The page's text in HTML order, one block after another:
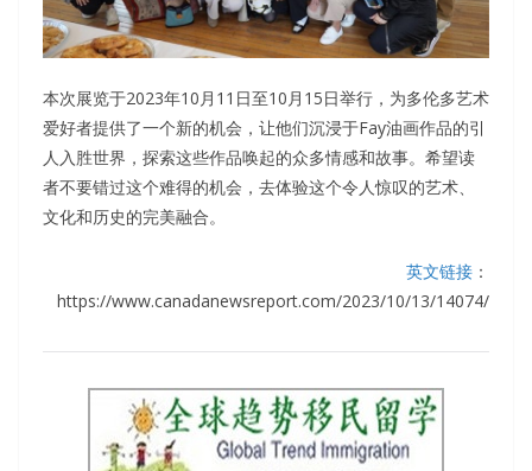
本次展览于2023年10月11日至10月15日举行，为多伦多艺术
爱好者提供了一个新的机会，让他们沉浸于Fay油画作品的引
人入胜世界，探索这些作品唤起的众多情感和故事。希望读
者不要错过这个难得的机会，去体验这个令人惊叹的艺术、
文化和历史的完美融合。
英文链接 ：
https://www.canadanewsreport.com/2023/10/13/14074/